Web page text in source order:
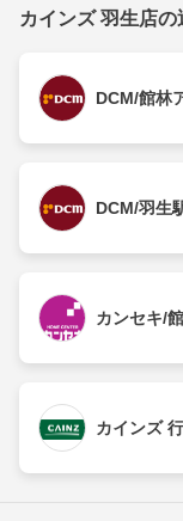
カインズ 羽生店
DCM/館林
DCM/羽生
カンセキ/
カインズ